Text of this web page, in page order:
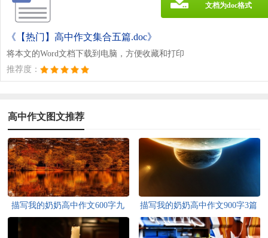
《【热门】高中作文集合五篇.doc》
将本文的Word文档下载到电脑，方便收藏和打印
推荐度：
文档为doc格式
高中作文图文推荐
描写我的奶奶高中作文600字九
篇
描写我的奶奶高中作文900字3篇